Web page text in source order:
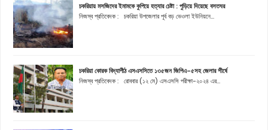
চকরিয়ায় মসজিদের ইমামকে কুপিয়ে হত্যার চেষ্টা : পুড়িয়ে দিয়েছে বসতঘর
নিজস্ব প্রতিবেদক : চকরিয়া উপজেলার পূর্ব বড় ভেওলা ইউনিয়নে...
চকরিয়া কোরক বিদ্যাপীঠ এসএসসিতে ১৩৫জন জিপিএ-৫সহ জেলার শীর্ষে
নিজস্ব প্রতিবেদক : রোববার (১২ মে) এসএসসি পরীক্ষা-২০২৪ এর...